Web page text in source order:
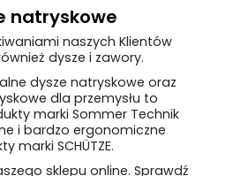
natryskowe
naszych Klientów
dysze i zawory.
dysze natryskowe oraz
dla przemysłu to
marki Sommer Technik
i bardzo ergonomiczne
marki SCHÜTZE.
sklepu online. Sprawdź